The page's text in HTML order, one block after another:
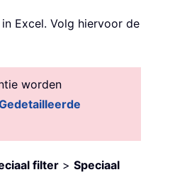
Excel. Volg hiervoor de
worden
filter > Speciaal